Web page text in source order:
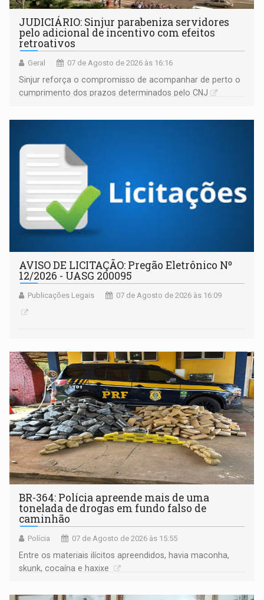
JUDICIÁRIO: Sinjur parabeniza servidores
pelo adicional de incentivo com efeitos
retroativos
Geral 07 de Agosto de 2026 às 16:16
Sinjur reforça o compromisso de acompanhar de perto o
cumprimento dos prazos determinados pelo CNJ
AVISO DE LICITAÇÃO: Pregão Eletrônico Nº
12/2026 - UASG 200095
Publicações Legais 07 de Agosto de 2026 às 16:09
BR-364: Polícia apreende mais de uma
tonelada de drogas em fundo falso de
caminhão
Polícia 07 de Agosto de 2026 às 15:55
Entre os materiais ilícitos apreendidos, havia maconha,
skunk, cocaína e haxixe